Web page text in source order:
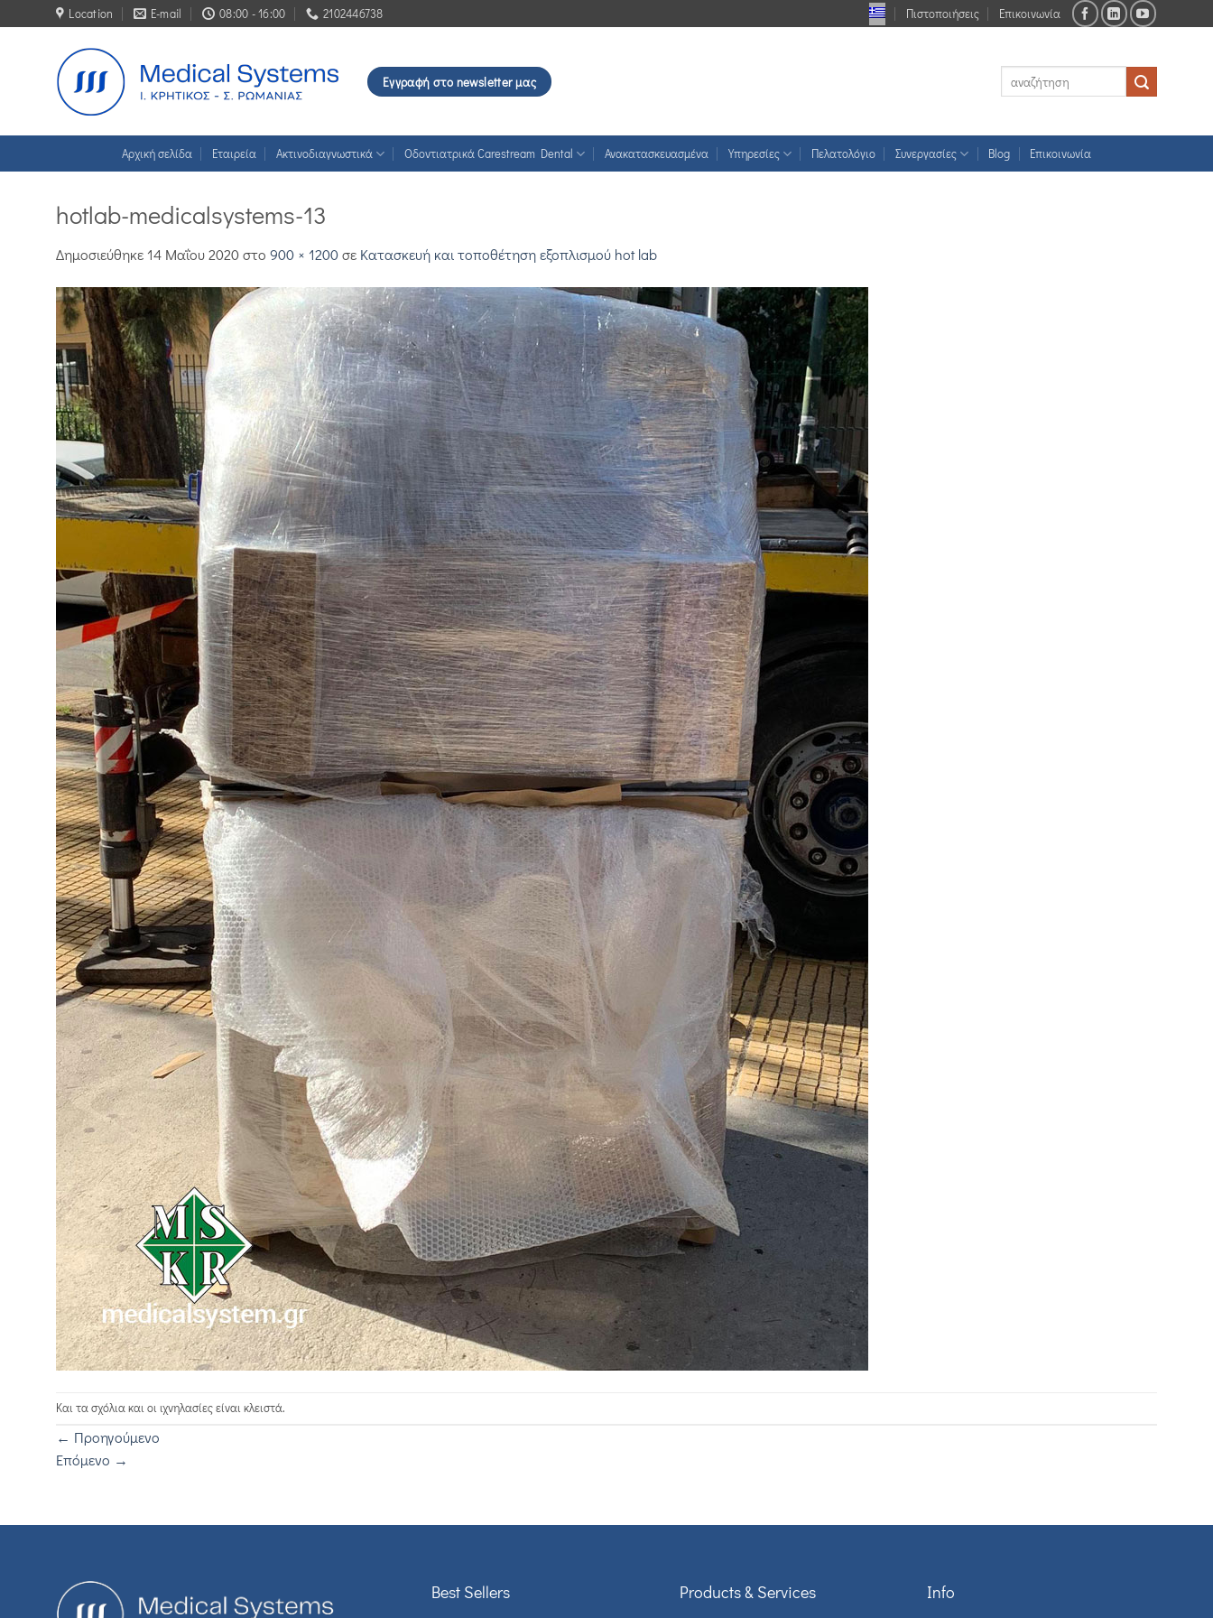
Μετάβαση
στο
περιεχόμενο
Location E-mail 08:00 - 16:00 2102446738 Πιστοποιήσεις Επικοινωνία
Εγγραφή στο newsletter μας
Αρχική σελίδα Εταιρεία Ακτινοδιαγνωστικά Οδοντιατρικά Carestream Dental Ανακατασκευασμένα Υπηρεσίες Πελατολόγιο Συνεργασίες Blog Επικοινωνία
hotlab-medicalsystems-13
Δημοσιεύθηκε 14 Μαΐου 2020στο 900 × 1200σε Κατασκευή και τοποθέτηση εξοπλισμού hot lab
Και τα σχόλια και οι ιχνηλασίες είναι κλειστά.
← Προηγούμενο
Επόμενο →
Best Sellers Products & Services Info